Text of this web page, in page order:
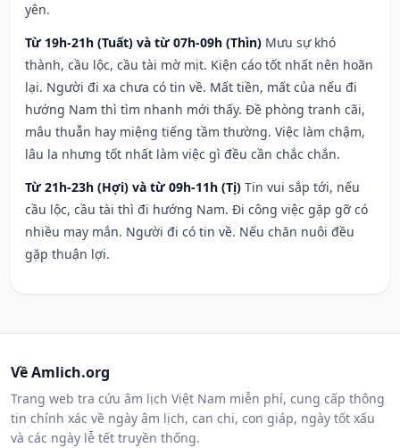
yên.
Từ 19h-21h (Tuất) và từ 07h-09h (Thìn) Mưu sự khó
thành, cầu lộc, cầu tài mờ mịt. Kiện cáo tốt nhất nên hoãn
lại. Người đi xa chưa có tin về. Mất tiền, mất của nếu đi
hướng Nam thì tìm nhanh mới thấy. Đề phòng tranh cãi,
mâu thuẫn hay miệng tiếng tầm thường. Việc làm chậm,
lâu la nhưng tốt nhất làm việc gì đều cần chắc chắn.
Từ 21h-23h (Hợi) và từ 09h-11h (Tị) Tin vui sắp tới, nếu
cầu lộc, cầu tài thì đi hướng Nam. Đi công việc gặp gỡ có
nhiều may mắn. Người đi có tin về. Nếu chăn nuôi đều
gặp thuận lợi.
Về Amlich.org
Trang web tra cứu âm lịch Việt Nam miễn phí, cung cấp thông
tin chính xác về ngày âm lịch, can chi, con giáp, ngày tốt xấu
và các ngày lễ tết truyền thống.